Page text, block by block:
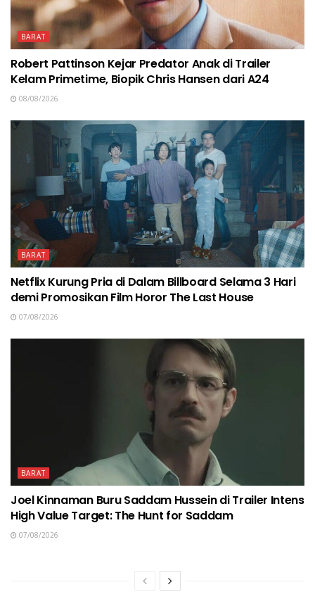
BARAT
Robert Pattinson Kejar Predator Anak di Trailer
Kelam Primetime, Biopik Chris Hansen dari A24
08/08/2026
BARAT
Netflix Kurung Pria di Dalam Billboard Selama 3 Hari
demi Promosikan Film Horor The Last House
07/08/2026
BARAT
Joel Kinnaman Buru Saddam Hussein di Trailer Intens
High Value Target: The Hunt for Saddam
07/08/2026